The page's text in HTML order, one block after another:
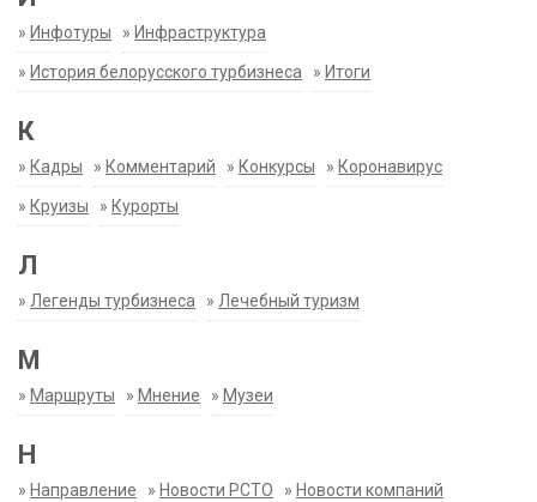
» Инфотуры » Инфраструктура
» История белорусского турбизнеса » Итоги
К
» Кадры » Комментарий » Конкурсы » Коронавирус
» Круизы » Курорты
Л
» Легенды турбизнеса » Лечебный туризм
М
» Маршруты » Мнение » Музеи
Н
» Направление » Новости РСТО » Новости компаний